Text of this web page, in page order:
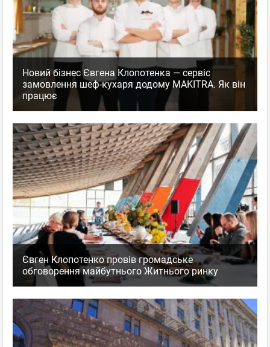
Новий бізнес Євгена Клопотенка — сервіс
замовлення шеф-кухаря додому MAKITRA. Як він
працює
Євген Клопотенко провів громадське
обговорення майбутнього Житнього ринку